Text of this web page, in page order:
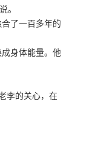
。
了一百多年的
身体能量。他
李的关心，在